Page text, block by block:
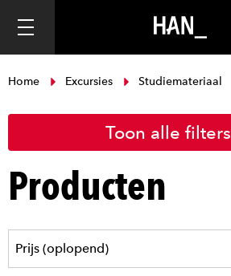
Home Excursies Studiemateriaal
Toon alle filters
Producten